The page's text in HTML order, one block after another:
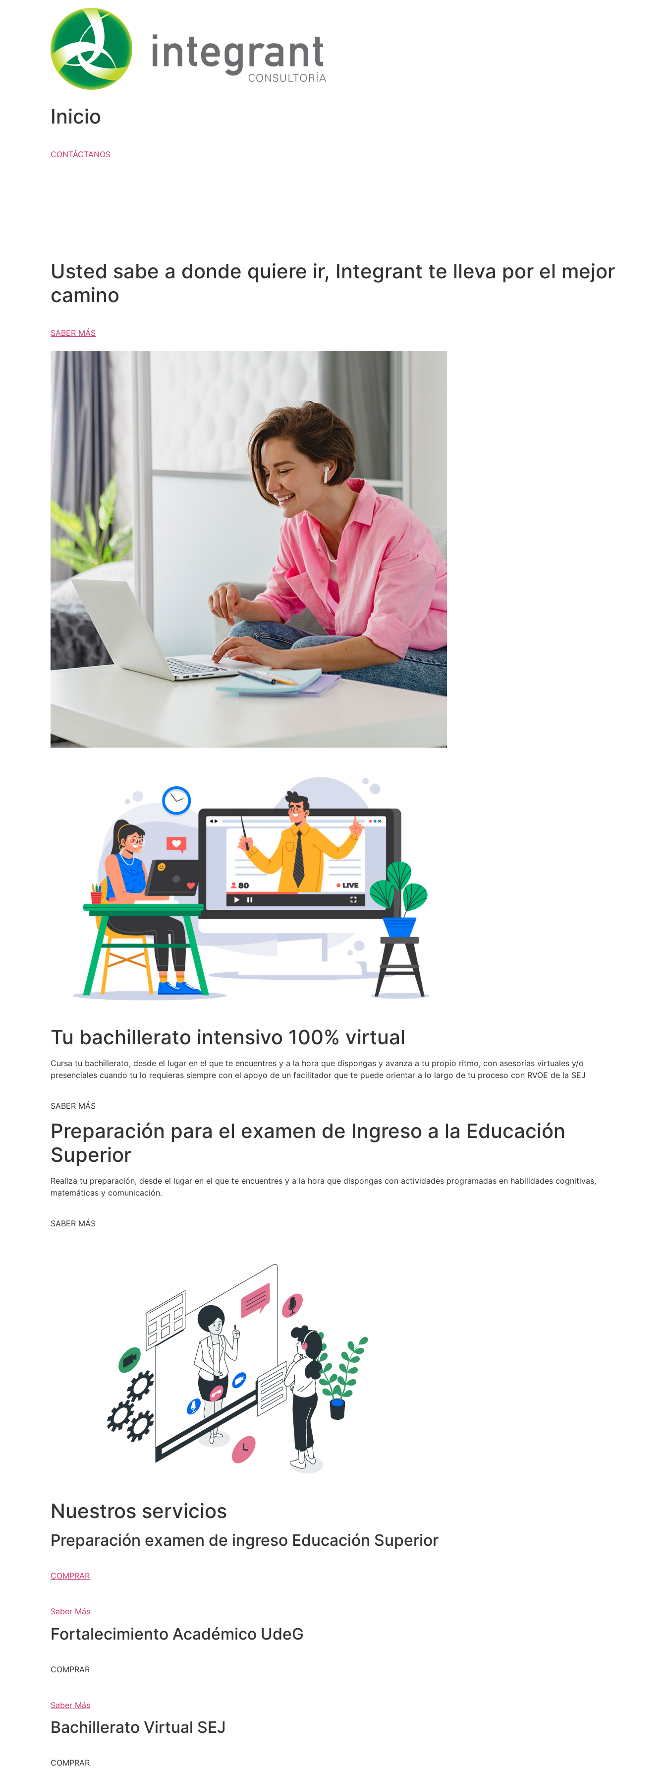
Inicio
CONTÁCTANOS
Usted sabe a donde quiere ir, Integrant te lleva por el mejor
camino
SABER MÁS
Tu bachillerato intensivo 100% virtual
Cursa tu bachillerato, desde el lugar en el que te encuentres y a la hora que dispongas y avanza a tu propio ritmo, con asesorías virtuales y/o
presenciales cuando tu lo requieras siempre con el apoyo de un facilitador que te puede orientar a lo largo de tu proceso con RVOE de la SEJ
SABER MÁS
Preparación para el examen de Ingreso a la Educación
Superior
Realiza tu preparación, desde el lugar en el que te encuentres y a la hora que dispongas con actividades programadas en habilidades cognitivas,
matemáticas y comunicación.
SABER MÁS
Nuestros servicios
Preparación examen de ingreso Educación Superior
COMPRAR
Saber Más
Fortalecimiento Académico UdeG
COMPRAR
Saber Más
Bachillerato Virtual SEJ
COMPRAR